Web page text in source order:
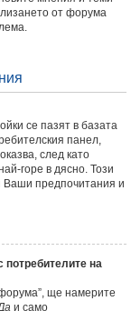
от форума
се пазят в базата
панел,
след като
горе в дясно. Този
Ваши предпочитания и
потребителите на
ще намерите
и само